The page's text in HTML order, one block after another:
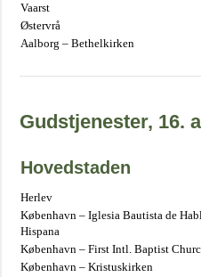
Vaarst
Østervrå
Aalborg – Bethelkirken
Gudstjenester, 16.
Hovedstaden
Herlev
København – Iglesia Bautista de
Hispana
København – First Intl. Baptist
København – Kristuskirken